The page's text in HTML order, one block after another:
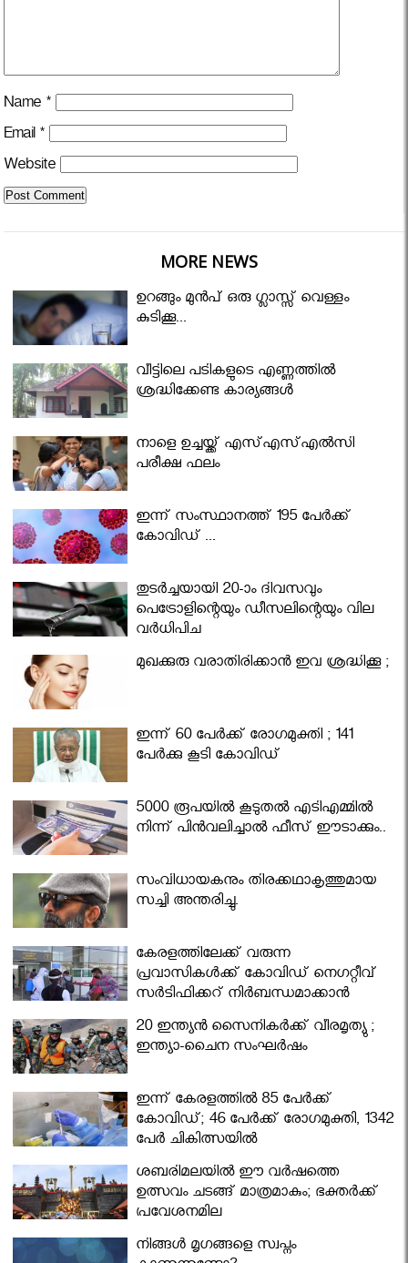
Name *
Email *
Website
MORE NEWS
ഉറങ്ങും മുന്‍പ് ഒരു ഗ്ലാസ്സ് വെള്ളം
കുടിക്കൂ...
വീട്ടിലെ പടികളുടെ എണ്ണത്തിൽ
ശ്രദ്ധിക്കേണ്ട കാര്യങ്ങൾ
നാളെ ഉച്ചയ്ക്ക് എസ്എസ്എല്‍സി
പരീക്ഷ ഫലം
ഇന്ന് സംസ്ഥാനത്ത് 195 പേര്‍ക്ക്
കോവിഡ് ...
തുടർച്ചയായി 20-ാം ദിവസവും
പെട്രോളിന്റെയും ഡീസലിന്റെയും വില
വര്‍ധിപ്പിച്ചു
മുഖക്കുരു വരാതിരിക്കാന്‍ ഇവ ശ്രദ്ധിക്കൂ ;
ഇന്ന് 60 പേർക്ക് രോഗമുക്തി ; 141
പേര്‍ക്കു കൂടി കോവിഡ്
5000 രൂപയിൽ കൂടുതൽ എടിഎമ്മിൽ
നിന്ന് പിൻവലിച്ചാൽ ഫീസ് ഈടാക്കും..
സംവിധായകനും തിരക്കഥാകൃത്തുമായ
സച്ചി അന്തരിച്ചു.
കേരളത്തിലേക്ക് വരുന്ന
പ്രവാസികള്‍ക്ക് കോവിഡ് നെഗറ്റീവ്
സര്‍ട്ടിഫിക്കറ്റ് നിർബന്ധമാക്കാൻ
മന്ത്രിസഭ
20 ഇന്ത്യൻ സൈനികർക്ക് വീരമൃത്യു ;
ഇന്ത്യാ-ചൈന സംഘർഷം
ഇന്ന് കേരളത്തിൽ 85 പേർക്ക്
കോവിഡ്; 46 പേർക്ക് രോഗമുക്തി, 1342
പേർ ചികിത്സയിൽ
ശബരിമലയില്‍ ഈ വർഷത്തെ
ഉത്സവം ചടങ്ങ് മാത്രമാകും; ഭക്തർക്ക്
പ്രവേശനമില്ല
നിങ്ങള്‍ മൃഗങ്ങളെ സ്വപ്നം